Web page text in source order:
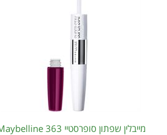
מייבלין שפתון סופרסטיי 363 Maybelline